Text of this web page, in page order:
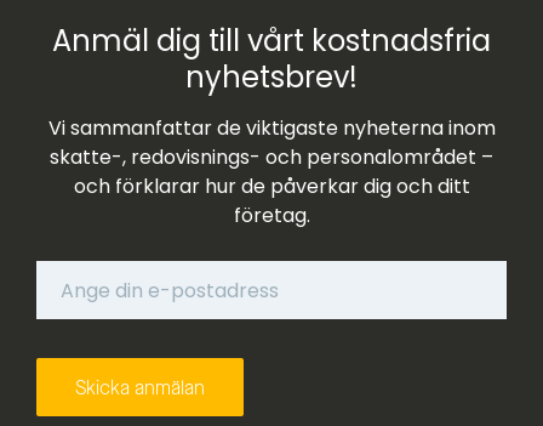
Anmäl dig till vårt kostnadsfria
nyhetsbrev!
Vi sammanfattar de viktigaste nyheterna inom
skatte-, redovisnings- och personalområdet –
och förklarar hur de påverkar dig och ditt
företag.